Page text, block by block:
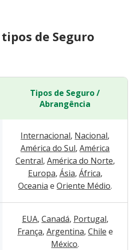
de Seguro
Tipos de Seguro /
Abrangência
Internacional, Nacional,
América do Sul, América
Central, América do Norte,
Europa, Ásia, África,
Oceania e Oriente Médio.
EUA, Canadá, Portugal,
França, Argentina, Chile e
México.